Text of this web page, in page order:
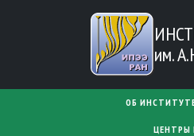
Перейти к основному
им.
MAINОБ
ЦЕНТРЫ